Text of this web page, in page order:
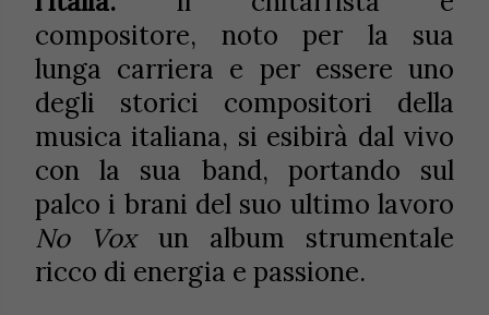
compositore, noto per la sua
lunga carriera e per essere uno
degli storici compositori della
musica italiana, si esibirà dal vivo
con la sua band, portando sul
palco i brani del suo ultimo lavoro
No Voxun album strumentale
ricco di energia e passione.